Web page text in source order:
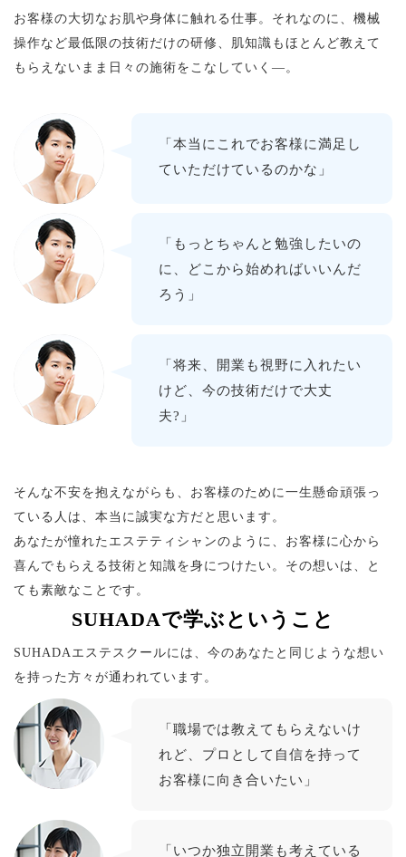
お客様の大切なお肌や身体に触れる仕事。それなのに、機械
操作など最低限の技術だけの研修、肌知識もほとんど教えて
もらえないまま日々の施術をこなしていく—。
「本当にこれでお客様に満足し
ていただけているのかな」
「もっとちゃんと勉強したいの
に、どこから始めればいいんだ
ろう」
「将来、開業も視野に入れたい
けど、今の技術だけで大丈
夫?」
そんな不安を抱えながらも、お客様のために一生懸命頑張っ
ている人は、本当に誠実な方だと思います。
あなたが憧れたエステティシャンのように、お客様に心から
喜んでもらえる技術と知識を身につけたい。その想いは、と
ても素敵なことです。
SUHADAで学ぶということ
SUHADAエステスクールには、今のあなたと同じような想い
を持った方々が通われています。
「職場では教えてもらえないけ
れど、プロとして自信を持って
お客様に向き合いたい」
「いつか独立開業も考えている